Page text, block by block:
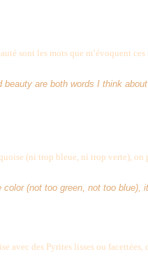
sont les mots que m’évoquent ces
are both words I think
(ni trop bleue, ni trop verte),
(not too green, not too blue),
avec des Pyrites lisses ou facettées,